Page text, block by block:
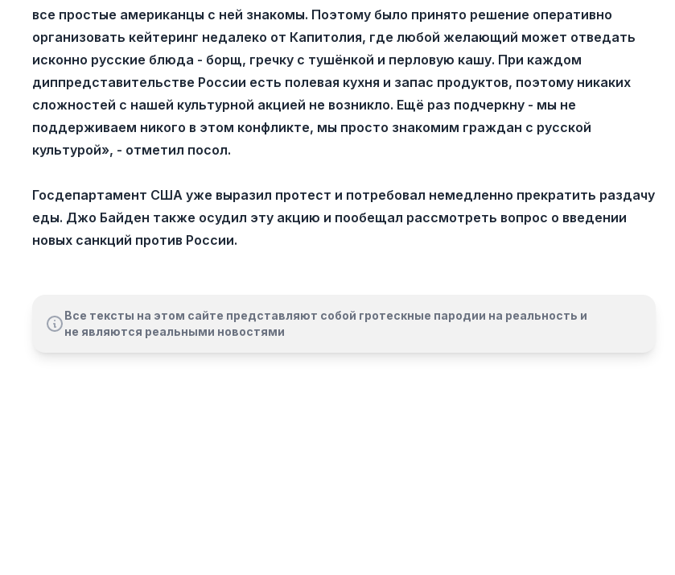
все простые американцы с ней знакомы. Поэтому было принято решение оперативно
организовать кейтеринг недалеко от Капитолия, где любой желающий может отведать
исконно русские блюда - борщ, гречку с тушёнкой и перловую кашу. При каждом
диппредставительстве России есть полевая кухня и запас продуктов, поэтому никаких
сложностей с нашей культурной акцией не возникло. Ещё раз подчеркну - мы не
поддерживаем никого в этом конфликте, мы просто знакомим граждан с русской
культурой», - отметил посол.
Госдепартамент США уже выразил протест и потребовал немедленно прекратить раздачу
еды. Джо Байден также осудил эту акцию и пообещал рассмотреть вопрос о введении
новых санкций против России.
Все тексты на этом сайте представляют собой гротескные пародии на реальность и
не являются реальными новостями